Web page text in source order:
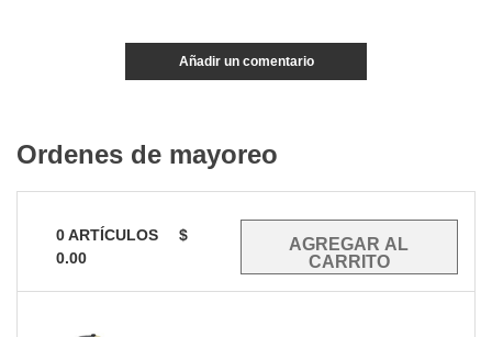
Añadir un comentario
Ordenes de mayoreo
0ARTÍCULOS
$
0.00